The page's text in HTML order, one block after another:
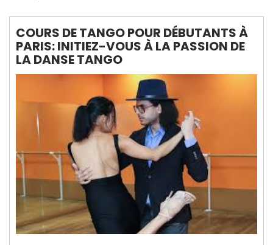
COURS DE TANGO POUR DÉBUTANTS À
PARIS: INITIEZ-VOUS À LA PASSION DE
LA DANSE TANGO